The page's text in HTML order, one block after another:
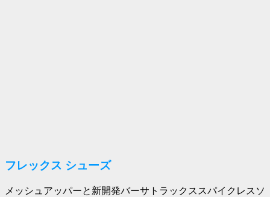
フレックス シューズ
メッシュアッパーと新開発バーサトラックススパイクレスソ